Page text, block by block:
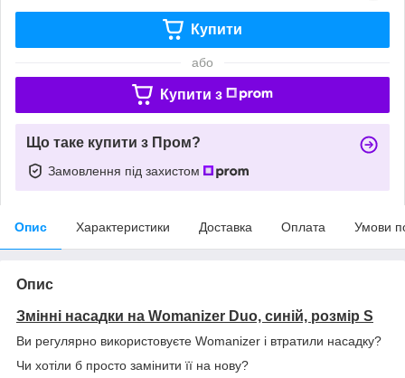
Купити
або
Купити з
Що таке купити з Пром?
Замовлення під захистом
Опис Характеристики Доставка Оплата Умови
Опис
Змінні насадки на Womanizer Duo, синій, розмір S
Ви регулярно використовуєте Womanizer і втратили насадку?
Чи хотіли б просто замінити її на нову?